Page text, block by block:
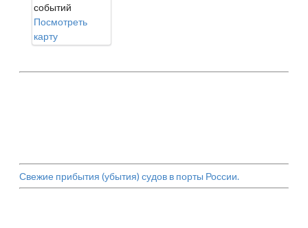
событий
Посмотреть
карту
Свежие прибытия (убытия) судов в порты России.